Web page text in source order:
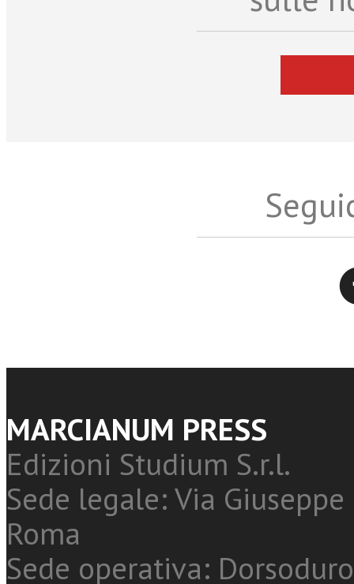
MARCIANUM PRESS
Edizioni Studium S.r.l.
Sede legale: Via
Roma
Sede operativa: